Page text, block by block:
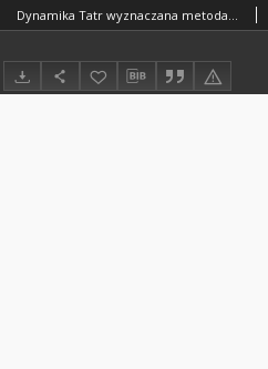
Dynamika Tatr wyznaczana metodami geodezyjnymi